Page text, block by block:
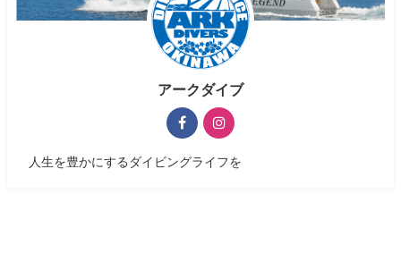
アークダイブ
人生を豊かにするダイビングライフを